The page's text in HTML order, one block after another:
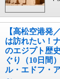
【高松空港発
は訪れたい！
のエジプト歴
ぐり（10日間
ル・エドフ・